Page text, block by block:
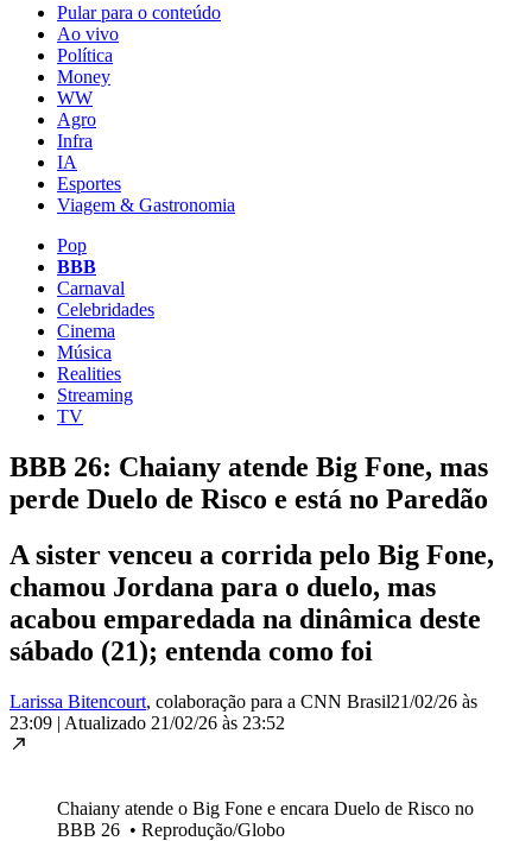
Pular para o conteúdo
Ao vivo
Política
Money
WW
Agro
Infra
IA
Esportes
Viagem & Gastronomia
Pop
BBB
Carnaval
Celebridades
Cinema
Música
Realities
Streaming
TV
BBB 26: Chaiany atende Big Fone, mas
perde Duelo de Risco e está no Paredão
A sister venceu a corrida pelo Big Fone,
chamou Jordana para o duelo, mas
acabou emparedada na dinâmica deste
sábado (21); entenda como foi
Larissa Bitencourt, colaboração para a CNN Brasil21/02/26 às
23:09 | Atualizado 21/02/26 às 23:52
Chaiany atende o Big Fone e encara Duelo de Risco no
BBB 26 • Reprodução/Globo